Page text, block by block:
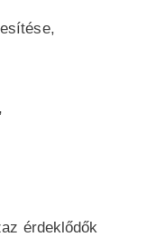
érdeklődők